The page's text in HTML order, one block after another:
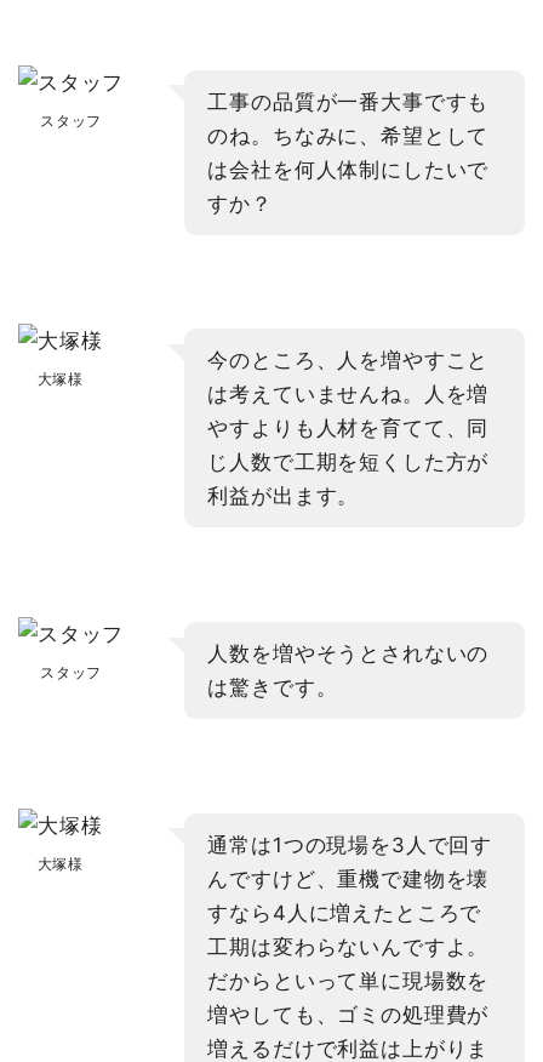
スタッフ
工事の品質が一番大事ですも
のね。ちなみに、希望として
は会社を何人体制にしたいで
すか？
大塚様
今のところ、人を増やすこと
は考えていませんね。人を増
やすよりも人材を育てて、同
じ人数で工期を短くした方が
利益が出ます。
スタッフ
人数を増やそうとされないの
は驚きです。
大塚様
通常は1つの現場を3人で回す
んですけど、重機で建物を壊
すなら4人に増えたところで
工期は変わらないんですよ。
だからといって単に現場数を
増やしても、ゴミの処理費が
増えるだけで利益は上がりま